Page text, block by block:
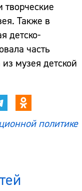
Также в
детско-
часть
музея детской
политике